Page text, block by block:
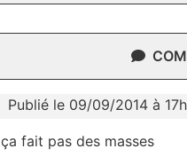
Publié le 09/09/2014 à
ça fait pas des masses